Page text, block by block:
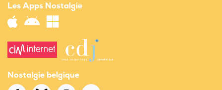
Les Apps Nostalgie
Nostalgie belgique